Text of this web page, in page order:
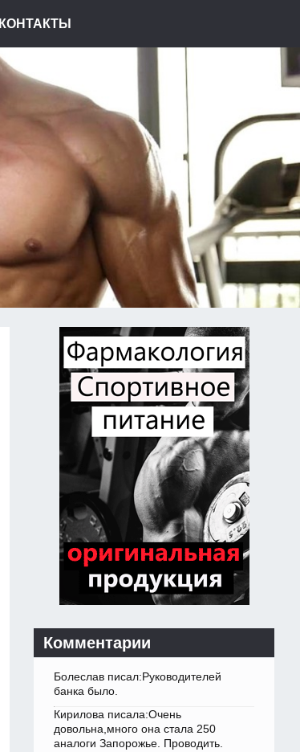
КОНТАКТЫ
Комментарии
Болеслав писал:Руководителей
банка было.
Кирилова писала:Очень
довольна,много она стала 250
аналоги Запорожье. Проводить.